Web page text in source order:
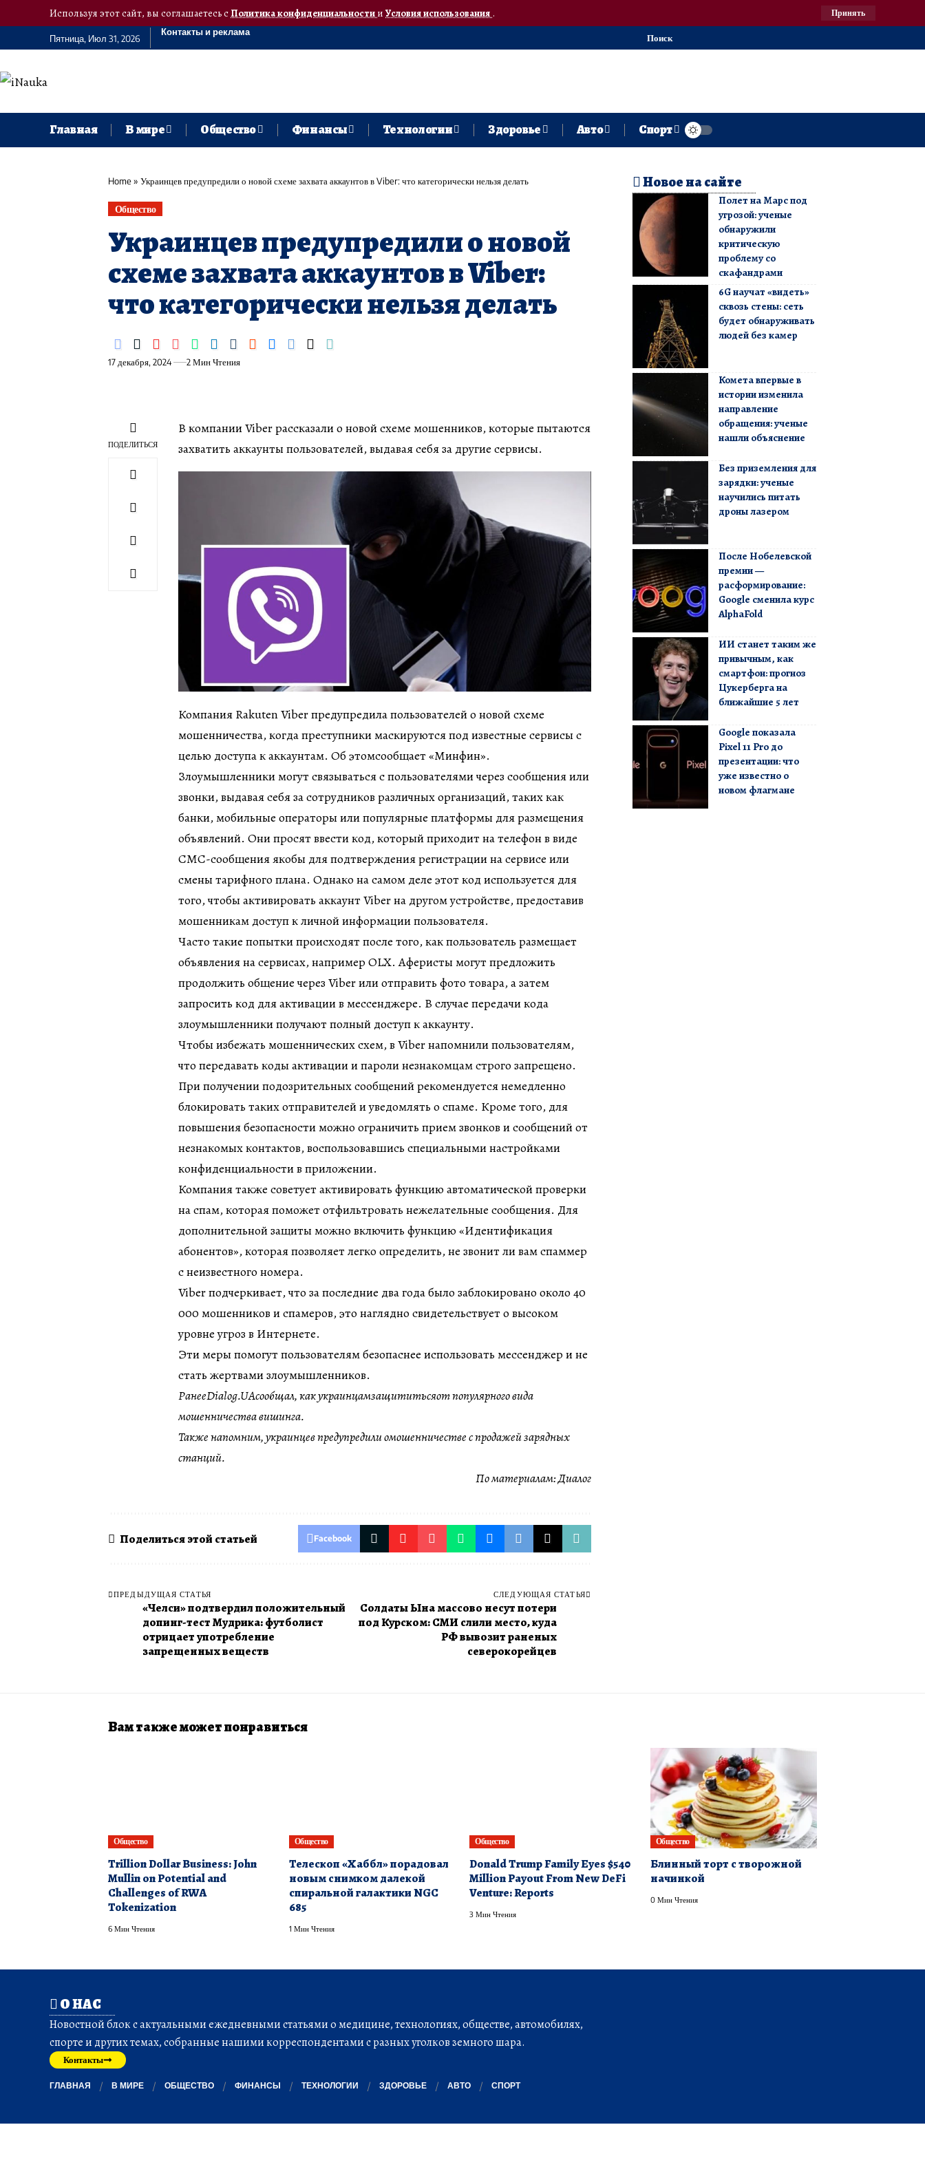
Используя этот сайт, вы соглашаетесь сПолитика конфиденциальностии Условия использования. Принять
Пятница, Июл 31, 2026
Контакты и реклама
Поиск
Главная В мире Общество Финансы Технологии Здоровье Авто Спорт
Home» Украинцев предупредили о новой схеме захвата аккаунтов в Viber: что категорически нельзя делать
Общество
Украинцев предупредили о новой
схеме захвата аккаунтов в Viber:
что категорически нельзя делать
17 декабря, 2024 2 Мин Чтения
ПОДЕЛИТЬСЯ
В компании Viber рассказали о новой схеме мошенников, которые пытаются
захватить аккаунты пользователей, выдавая себя за другие сервисы.
Компания Rakuten Viber предупредила пользователей о новой схеме
мошенничества, когда преступники маскируются под известные сервисы с
целью доступа к аккаунтам. Об этомсообщает «Минфин».
Злоумышленники могут связываться с пользователями через сообщения или
звонки, выдавая себя за сотрудников различных организаций, таких как
банки, мобильные операторы или популярные платформы для размещения
объявлений. Они просят ввести код, который приходит на телефон в виде
СМС-сообщения якобы для подтверждения регистрации на сервисе или
смены тарифного плана. Однако на самом деле этот код используется для
того, чтобы активировать аккаунт Viber на другом устройстве, предоставив
мошенникам доступ к личной информации пользователя.
Часто такие попытки происходят после того, как пользователь размещает
объявления на сервисах, например OLX. Аферисты могут предложить
продолжить общение через Viber или отправить фото товара, а затем
запросить код для активации в мессенджере. В случае передачи кода
злоумышленники получают полный доступ к аккаунту.
Чтобы избежать мошеннических схем, в Viber напомнили пользователям,
что передавать коды активации и пароли незнакомцам строго запрещено.
При получении подозрительных сообщений рекомендуется немедленно
блокировать таких отправителей и уведомлять о спаме. Кроме того, для
повышения безопасности можно ограничить прием звонков и сообщений от
незнакомых контактов, воспользовавшись специальными настройками
конфиденциальности в приложении.
Компания также советует активировать функцию автоматической проверки
на спам, которая поможет отфильтровать нежелательные сообщения. Для
дополнительной защиты можно включить функцию «Идентификация
абонентов», которая позволяет легко определить, не звонит ли вам спаммер
с неизвестного номера.
Viber подчеркивает, что за последние два года было заблокировано около 40
000 мошенников и спамеров, это наглядно свидетельствует о высоком
уровне угроз в Интернете.
Эти меры помогут пользователям безопаснее использовать мессенджер и не
стать жертвами злоумышленников.
РанееDialog.UAсообщал, как украинцамзащититьсяот популярного вида
мошенничества вишинга.
Также напомним, украинцев предупредили омошенничестве с продажей зарядных
станций.
По материалам:Диалог
Поделиться этой статьей Facebook
ПРЕДЫДУЩАЯ СТАТЬЯ
«Челси» подтвердил положительный
допинг-тест Мудрика: футболист
отрицает употребление
запрещенных веществ
СЛЕДУЮЩАЯ СТАТЬЯ
​Солдаты Ына массово несут потери
под Курском: СМИ слили место, куда
РФ вывозит раненых
северокорейцев
Новое на сайте
Полет на Марс под
угрозой: ученые
обнаружили
критическую
проблему со
скафандрами
6G научат «видеть»
сквозь стены: сеть
будет обнаруживать
людей без камер
Комета впервые в
истории изменила
направление
обращения: ученые
нашли объяснение
Без приземления для
зарядки: ученые
научились питать
дроны лазером
После Нобелевской
премии —
расформирование:
Google сменила курс
AlphaFold
ИИ станет таким же
привычным, как
смартфон: прогноз
Цукерберга на
ближайшие 5 лет
Google показала
Pixel 11 Pro до
презентации: что
уже известно о
новом флагмане
Вам также может понравиться
Общество
Trillion Dollar Business: John
Mullin on Potential and
Challenges of RWA
Tokenization
6 Мин Чтения
Общество
Телескоп «Хаббл» порадовал
новым снимком далекой
спиральной галактики NGC
685
1 Мин Чтения
Общество
Donald Trump Family Eyes $540
Million Payout From New DeFi
Venture: Reports
3 Мин Чтения
Общество
Блинный торт с творожной
начинкой
0 Мин Чтения
О НАС
Новостной блок с актуальными ежедневными статьями о медицине, технологиях, обществе, автомобилях,
спорте и других темах, собранные нашими корреспондентами с разных уголков земного шара.
Контакты
ГЛАВНАЯ В МИРЕ ОБЩЕСТВО ФИНАНСЫ ТЕХНОЛОГИИ ЗДОРОВЬЕ АВТО СПОРТ